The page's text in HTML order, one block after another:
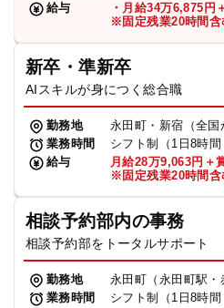
給与
・月給34万6,875円
※固定残業20時間含
新卒・準新卒
AIスキルが身につく総合職
勤務地
永田町・新宿（全国
業務時間
シフト制（1日8時間
給与
月給28万9,063円＋
※固定残業20時間含
相談予約部内の事務
相談予約部をトータルサポート
勤務地
永田町（永田町駅・
業務時間
シフト制（1日8時間